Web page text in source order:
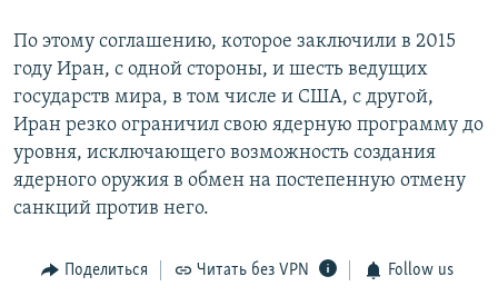
По этому соглашению, которое заключили в 2015
году Иран, с одной стороны, и шесть ведущих
государств мира, в том числе и США, с другой,
Иран резко ограничил свою ядерную программу до
уровня, исключающего возможность создания
ядерного оружия в обмен на постепенную отмену
санкций против него.
Поделиться Читать без VPN Follow us